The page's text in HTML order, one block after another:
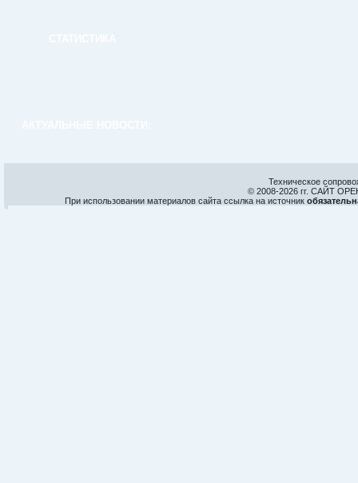
Техническое
© 2008-2026 гг. САЙТ
При использовании материалов сайта ссылка на источник